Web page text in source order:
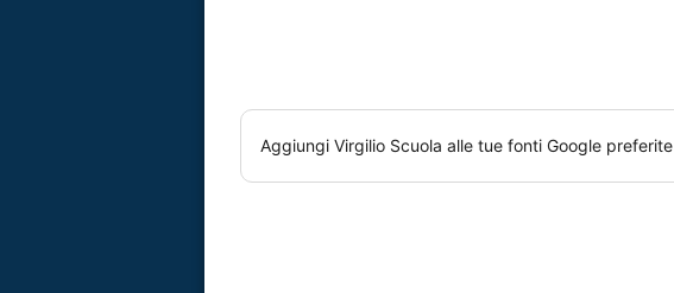
Aggiungi Virgilio Scuola alle tue fonti Google preferite